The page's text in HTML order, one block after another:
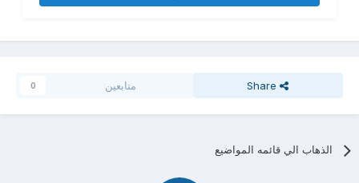
Share متابعين 0
الذهاب الي قائمه المواضيع